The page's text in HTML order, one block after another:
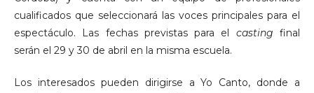
cualificados que seleccionará las voces principales para el
espectáculo. Las fechas previstas para el casting final
serán el 29 y 30 de abril en la misma escuela.
Los interesados pueden dirigirse a Yo Canto, donde a